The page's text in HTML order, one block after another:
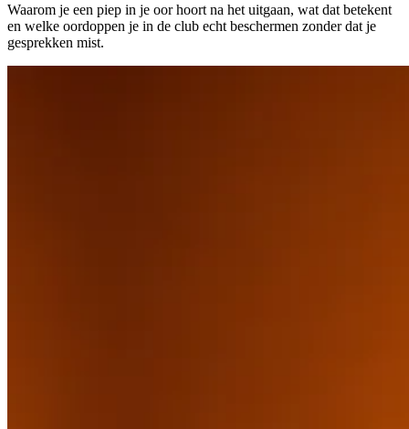
Waarom je een piep in je oor hoort na het uitgaan, wat dat betekent
en welke oordoppen je in de club echt beschermen zonder dat je
gesprekken mist.